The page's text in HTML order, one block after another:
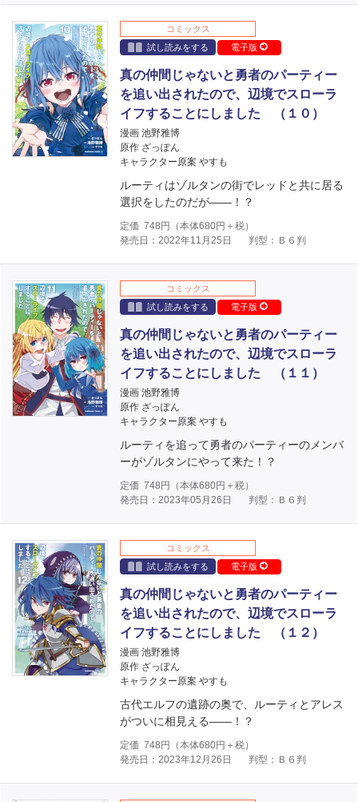
コミックス
試し読みをする
電子版
真の仲間じゃないと勇者のパーティー
を追い出されたので、辺境でスローラ
イフすることにしました （１０）
漫画 池野雅博
原作 ざっぽん
キャラクター原案 やすも
ルーティはゾルタンの街でレッドと共に居る
選択をしたのだが――！？
定価 748 円（本体680円＋税）
発売日：2022年11月25日
判型：Ｂ６判
コミックス
試し読みをする
電子版
真の仲間じゃないと勇者のパーティー
を追い出されたので、辺境でスローラ
イフすることにしました （１１）
漫画 池野雅博
原作 ざっぽん
キャラクター原案 やすも
ルーティを追って勇者のパーティーのメンバ
ーがゾルタンにやって来た！？
定価 748 円（本体680円＋税）
発売日：2023年05月26日
判型：Ｂ６判
コミックス
試し読みをする
電子版
真の仲間じゃないと勇者のパーティー
を追い出されたので、辺境でスローラ
イフすることにしました （１２）
漫画 池野雅博
原作 ざっぽん
キャラクター原案 やすも
古代エルフの遺跡の奥で、ルーティとアレス
がついに相見える――！？
定価 748 円（本体680円＋税）
発売日：2023年12月26日
判型：Ｂ６判